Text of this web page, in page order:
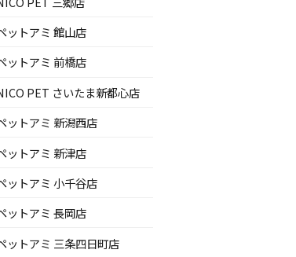
ットアミ 館山店
ットアミ 前橋店
PET さいたま新都心店
ットアミ 新潟西店
ットアミ 新津店
ットアミ 小千谷店
ットアミ 長岡店
ットアミ 三条四日町店